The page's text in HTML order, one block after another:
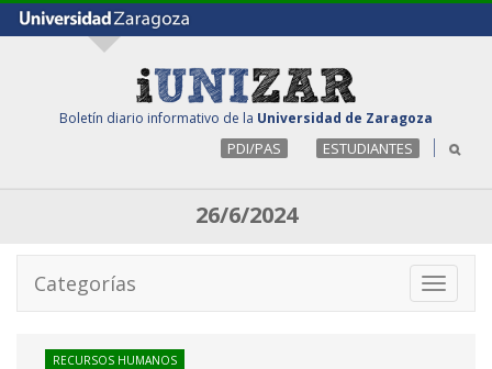
Boletín diario informativo de la Universidad de Zaragoza
PDI/PAS ESTUDIANTES
26/6/2024
Toggle
Categorías
RECURSOS HUMANOS